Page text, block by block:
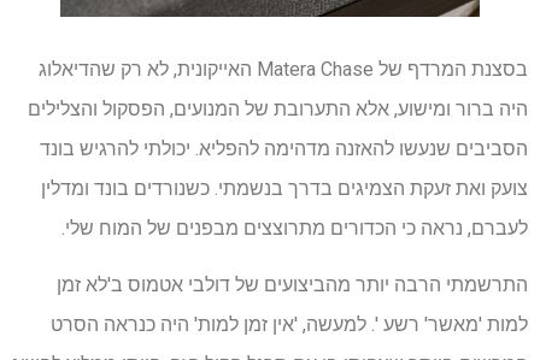
בסצנת המרדף של Matera Chase האייקונית, לא רק שהדיאלוג
היה ברור ומישוע, אלא התערובת של המנועים, הפסקול והצלילים
הסביבים שנעשו להאזנה מדהימה להפליא. יכולתי להרגיש בונד
צועק ואת זעקת הצמיגים בדרך בנשמתי. כשנורדים בונד ומדלין
לעברם, נראה כי הכדורים מתרוצצים מבפנים של המוח שלי.
התרשמתי הרבה יותר מהביצועים של דולבי אטמוס ב'לא זמן
למות 'מאשר' רשע '. למעשה, 'אין זמן למות' היה כנראה הסרט